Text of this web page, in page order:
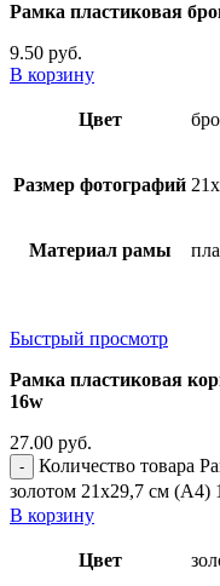
Рамка пластиковая
9.50 руб.
В корзину
Цвет
Размер фотографий
Материал рамы
Быстрый просмотр
Рамка пластиковая
16w
27.00 руб.
Количество товара
золотом 21x29,7 см (А4)
В корзину
Цвет